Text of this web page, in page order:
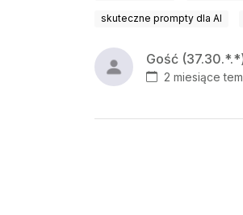
skuteczne prompty dla AI
Gość
2 miesiące